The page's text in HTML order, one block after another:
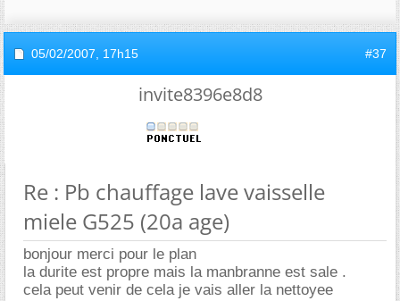
05/02/2007, 17h15 #37
invite8396e8d8
Re : Pb chauffage lave vaisselle
miele G525 (20a age)
bonjour merci pour le plan
la durite est propre mais la manbranne est sale .
cela peut venir de cela je vais aller la nettoyee